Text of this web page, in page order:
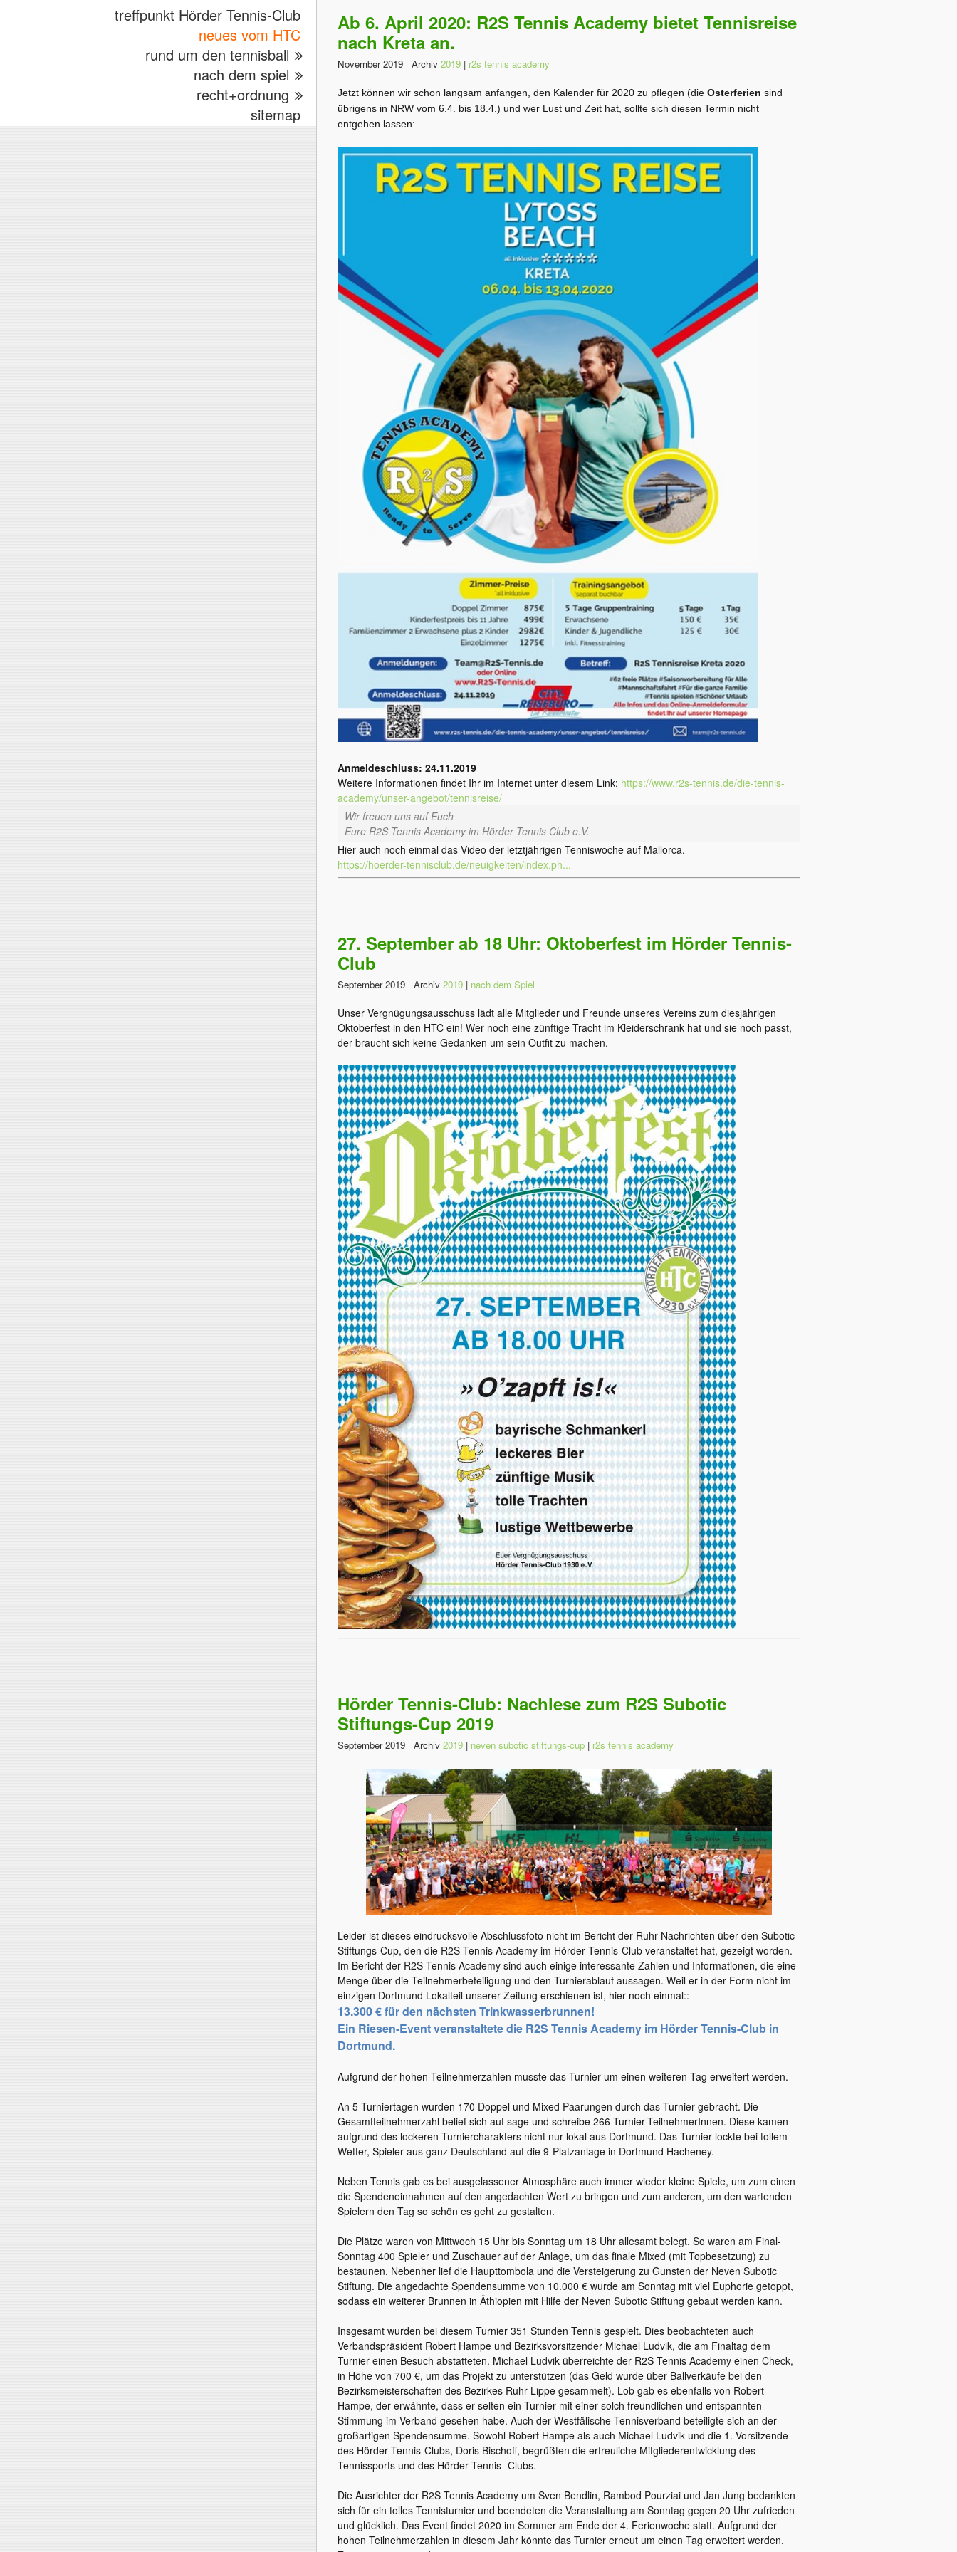
treffpunkt Hörder Tennis-Club
neues vom HTC
rund um den tennisball
nach dem spiel
recht+ordnung
sitemap
Ab 6. April 2020: R2S Tennis Academy bietet Tennisreise
nach Kreta an.
November 2019 Archiv 2019| r2s tennis academy
Jetzt können wir schon langsam anfangen, den Kalender für 2020 zu pflegen (die Osterferien sind
übrigens in NRW vom 6.4. bis 18.4.) und wer Lust und Zeit hat, sollte sich diesen Termin nicht
entgehen lassen:
Anmeldeschluss: 24.11.2019
Weitere Informationen findet Ihr im Internet unter diesem Link: https://www.r2s-tennis.de/die-tennis-
academy/unser-angebot/tennisreise/
Wir freuen uns auf Euch
Eure R2S Tennis Academy im Hörder Tennis Club e.V.
Hier auch noch einmal das Video der letztjährigen Tenniswoche auf Mallorca.
https://hoerder-tennisclub.de/neuigkeiten/index.ph...
27. September ab 18 Uhr: Oktoberfest im Hörder Tennis-
Club
September 2019 Archiv 2019| nach dem Spiel
Unser Vergnügungsausschuss lädt alle Mitglieder und Freunde unseres Vereins zum diesjährigen
Oktoberfest in den HTC ein! Wer noch eine zünftige Tracht im Kleiderschrank hat und sie noch passt,
der braucht sich keine Gedanken um sein Outfit zu machen.
Hörder Tennis-Club: Nachlese zum R2S Subotic
Stiftungs-Cup 2019
September 2019 Archiv 2019| neven subotic stiftungs-cup| r2s tennis academy
Leider ist dieses eindrucksvolle Abschlussfoto nicht im Bericht der Ruhr-Nachrichten über den Subotic
Stiftungs-Cup, den die R2S Tennis Academy im Hörder Tennis-Club veranstaltet hat, gezeigt worden.
Im Bericht der R2S Tennis Academy sind auch einige interessante Zahlen und Informationen, die eine
Menge über die Teilnehmerbeteiligung und den Turnierablauf aussagen. Weil er in der Form nicht im
einzigen Dortmund Lokalteil unserer Zeitung erschienen ist, hier noch einmal::
13.300 € für den nächsten Trinkwasserbrunnen!
Ein Riesen-Event veranstaltete die R2S Tennis Academy im Hörder Tennis-Club in
Dortmund.
Aufgrund der hohen Teilnehmerzahlen musste das Turnier um einen weiteren Tag erweitert werden.
An 5 Turniertagen wurden 170 Doppel und Mixed Paarungen durch das Turnier gebracht. Die
Gesamtteilnehmerzahl belief sich auf sage und schreibe 266 Turnier-TeilnehmerInnen. Diese kamen
aufgrund des lockeren Turniercharakters nicht nur lokal aus Dortmund. Das Turnier lockte bei tollem
Wetter, Spieler aus ganz Deutschland auf die 9-Platzanlage in Dortmund Hacheney.
Neben Tennis gab es bei ausgelassener Atmosphäre auch immer wieder kleine Spiele, um zum einen
die Spendeneinnahmen auf den angedachten Wert zu bringen und zum anderen, um den wartenden
Spielern den Tag so schön es geht zu gestalten.
Die Plätze waren von Mittwoch 15 Uhr bis Sonntag um 18 Uhr allesamt belegt. So waren am Final-
Sonntag 400 Spieler und Zuschauer auf der Anlage, um das finale Mixed (mit Topbesetzung) zu
bestaunen. Nebenher lief die Haupttombola und die Versteigerung zu Gunsten der Neven Subotic
Stiftung. Die angedachte Spendensumme von 10.000 € wurde am Sonntag mit viel Euphorie getoppt,
sodass ein weiterer Brunnen in Äthiopien mit Hilfe der Neven Subotic Stiftung gebaut werden kann.
Insgesamt wurden bei diesem Turnier 351 Stunden Tennis gespielt. Dies beobachteten auch
Verbandspräsident Robert Hampe und Bezirksvorsitzender Michael Ludvik, die am Finaltag dem
Turnier einen Besuch abstatteten. Michael Ludvik überreichte der R2S Tennis Academy einen Check,
in Höhe von 700 €, um das Projekt zu unterstützen (das Geld wurde über Ballverkäufe bei den
Bezirksmeisterschaften des Bezirkes Ruhr-Lippe gesammelt). Lob gab es ebenfalls von Robert
Hampe, der erwähnte, dass er selten ein Turnier mit einer solch freundlichen und entspannten
Stimmung im Verband gesehen habe. Auch der Westfälische Tennisverband beteiligte sich an der
großartigen Spendensumme. Sowohl Robert Hampe als auch Michael Ludvik und die 1. Vorsitzende
des Hörder Tennis-Clubs, Doris Bischoff, begrüßten die erfreuliche Mitgliederentwicklung des
Tennissports und des Hörder Tennis -Clubs.
Die Ausrichter der R2S Tennis Academy um Sven Bendlin, Rambod Pourziai und Jan Jung bedankten
sich für ein tolles Tennisturnier und beendeten die Veranstaltung am Sonntag gegen 20 Uhr zufrieden
und glücklich. Das Event findet 2020 im Sommer am Ende der 4. Ferienwoche statt. Aufgrund der
hohen Teilnehmerzahlen in diesem Jahr könnte das Turnier erneut um einen Tag erweitert werden.